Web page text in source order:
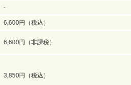
-
6,600円（税込）
6,600円（非課税）
3,850円（税込）